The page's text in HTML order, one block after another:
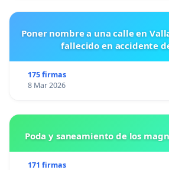
Poner nombre a una calle en
fallecido en accidente
175 firmas
8 Mar 2026
Poda y saneamiento de los
171 firmas